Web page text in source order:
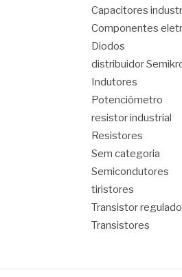
Capacitores
Componentes
Diodos
distribuidor
Indutores
Potenciômetro
resistor industrial
Resistores
Sem categoria
Semicondutores
tiristores
Transistor
Transistores